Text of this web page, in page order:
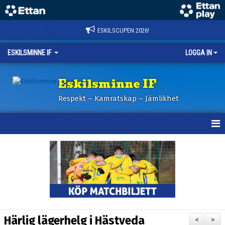
ESKILSCUPEN 2026!
ESKILSMINNE IF LOGGA IN
Eskilsminne IF
Respekt – Kamratskap – Jämlikhet
BILDER ESKILSCUPEN
>
<
Härlig lägerhelg i Hästveda